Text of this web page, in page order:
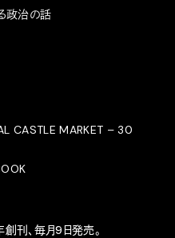
政治の話
CASTLE MARKET – 30
刊、毎月9日発売。